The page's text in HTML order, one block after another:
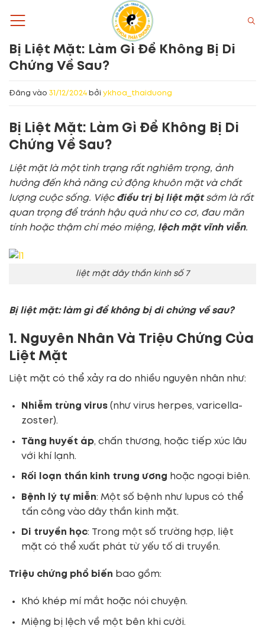
qua
dungBị Liệt Mặt: Làm Gì Để Không Bị Di
Chứng Về Sau?
Đăng vào 31/12/2024 bởi ykhoa_thaiduong
Bị Liệt Mặt: Làm Gì Để Không Bị Di
Chứng Về Sau?
Liệt mặt là một tình trạng rất nghiêm trọng, ảnh
hưởng đến khả năng cử động khuôn mặt và chất
lượng cuộc sống. Việc điều trị bị liệt mặtsớm là rất
quan trọng để tránh hậu quả như co cơ, đau mãn
tính hoặc thậm chí méo miệng, lệch mặt vĩnh viễn.
liệt mặt dây thần kinh số 7
Bị liệt mặt: làm gì để không bị di chứng về sau?
1. Nguyên Nhân Và Triệu Chứng Của
Liệt Mặt
Liệt mặt có thể xảy ra do nhiều nguyên nhân như:
Nhiễm trùng virus(như virus herpes, varicella-
zoster).
Tăng huyết áp, chấn thương, hoặc tiếp xúc lâu
với khí lạnh.
Rối loạn thần kinh trung ương hoặc ngoại biên.
Bệnh lý tự miễn: Một số bệnh như lupus có thể
tấn công vào dây thần kinh mặt.
Di truyền học: Trong một số trường hợp, liệt
mặt có thể xuất phát từ yếu tố di truyền.
Triệu chứng phổ biến bao gồm:
Khó khép mí mắt hoặc nói chuyện.
Miệng bị lệch về một bên khi cười.